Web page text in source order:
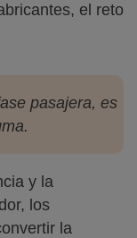
el reto
pasajera, es
y la
los
la